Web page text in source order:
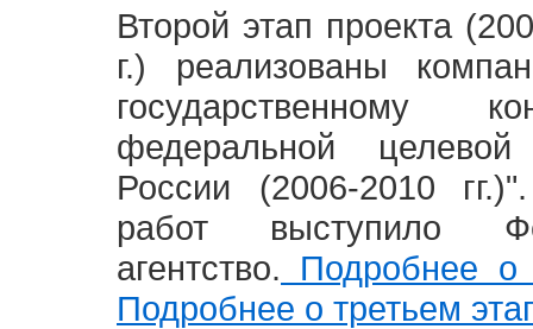
Второй этап проекта
г.) реализованы
государственному
федеральной
России (2006-2010
работ выступило
агентство. Подробнее о
Подробнее о третьем